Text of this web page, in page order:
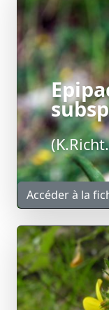
Accéder à la